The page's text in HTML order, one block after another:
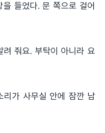
들었다. 문 쪽으로 걸어
줘요. 부탁이 아니라 요
리가 사무실 안에 잠깐 남